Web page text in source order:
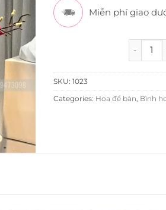
Miễn phí giao
Bình
SKU:1023
Categories: Hoa để bàn Bình